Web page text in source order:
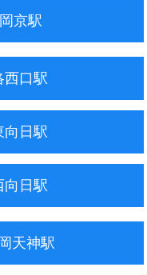
京駅
口駅
日駅
日駅
天神駅